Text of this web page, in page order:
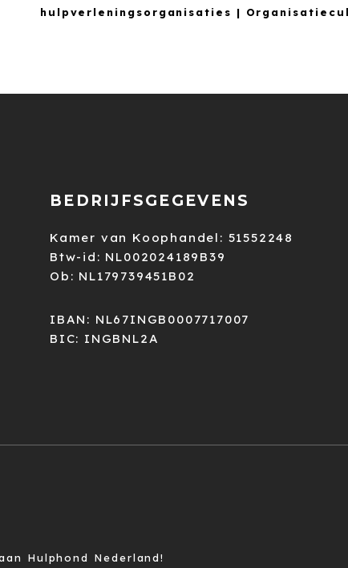
hulpverleningsorganisaties |
BEDRIJFSGEGEVENS
Kamer van Koophandel: 51552248
Btw-id: NL002024189B39
Ob: NL179739451B02
IBAN: NL67INGB0007717007
BIC: INGBNL2A
Hulphond Nederland!